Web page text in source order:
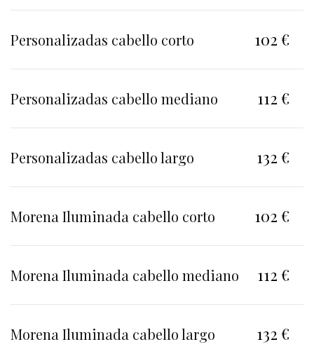
Personalizadas cabello corto 102 €
Personalizadas cabello mediano 112 €
Personalizadas cabello largo 132 €
Morena Iluminada cabello corto 102 €
Morena Iluminada cabello mediano 112 €
Morena Iluminada cabello largo 132 €